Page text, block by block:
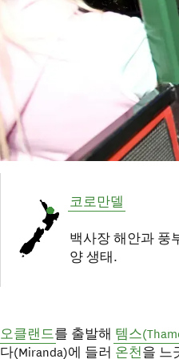
코로만델
백사장 해안과 풍
양 생태.
오클랜드를 출발해 템스
다(Miranda)에 들러 온천을 느